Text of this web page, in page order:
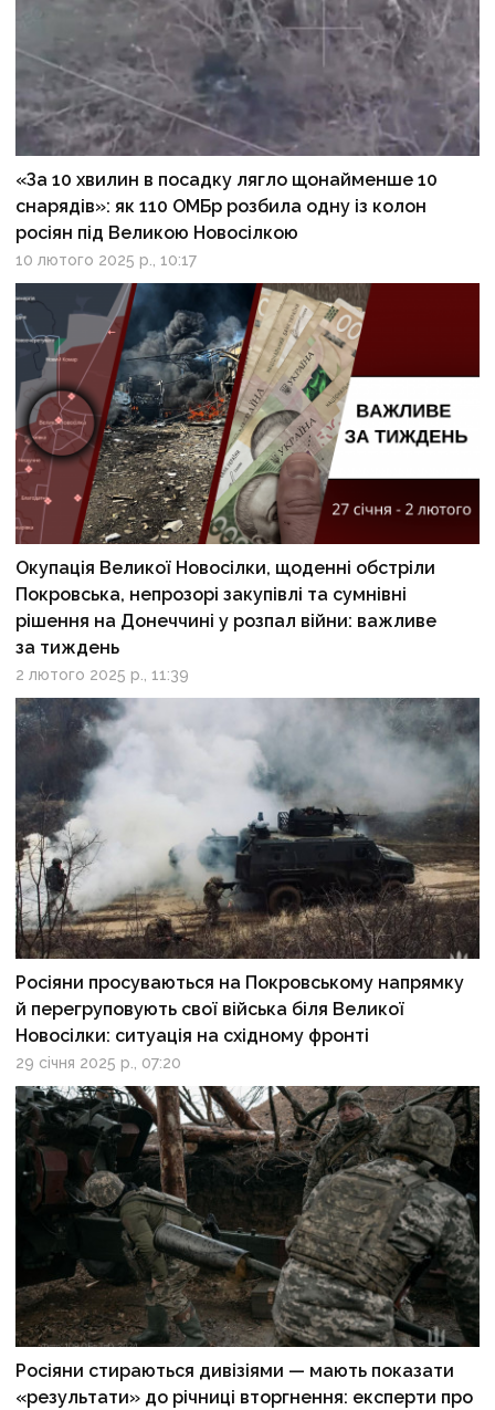
«За 10 хвилин в посадку лягло щонайменше 10
снарядів»: як 110 ОМБр розбила одну із колон
росіян під Великою Новосілкою
10 лютого 2025 р., 10:17
Окупація Великої Новосілки, щоденні обстріли
Покровська, непрозорі закупівлі та сумнівні
рішення на Донеччині у розпал війни: важливе
за тиждень
2 лютого 2025 р., 11:39
Росіяни просуваються на Покровському напрямку
й перегруповують свої війська біля Великої
Новосілки: ситуація на східному фронті
29 січня 2025 р., 07:20
Росіяни стираються дивізіями — мають показати
«результати» до річниці вторгнення: експерти про